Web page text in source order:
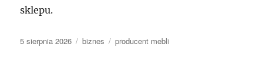
sklepu.
Data
5 sierpnia 2026 Kategorie
biznes Tagi
producent mebli